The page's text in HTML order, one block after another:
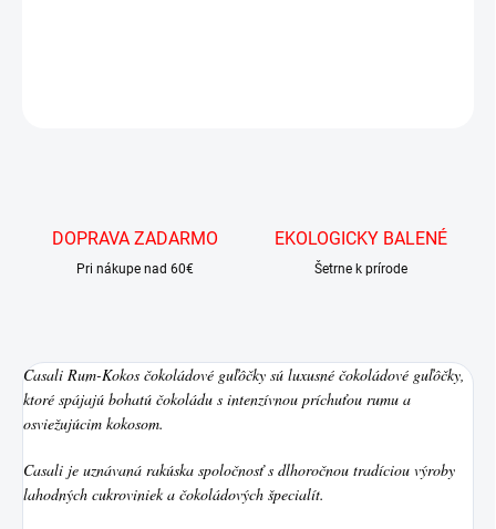
DOPRAVA ZADARMO
Pri nákupe nad 60€
EKOLOGICKY BALENÉ
Šetrne k prírode
Casali Rum-Kokos čokoládové guľôčky sú luxusné čokoládové guľôčky,
ktoré spájajú bohatú čokoládu s intenzívnou príchuťou rumu a
osviežujúcim kokosom.
Casali je uznávaná rakúska spoločnosť s dlhoročnou tradíciou výroby
lahodných cukroviniek a čokoládových špecialít.